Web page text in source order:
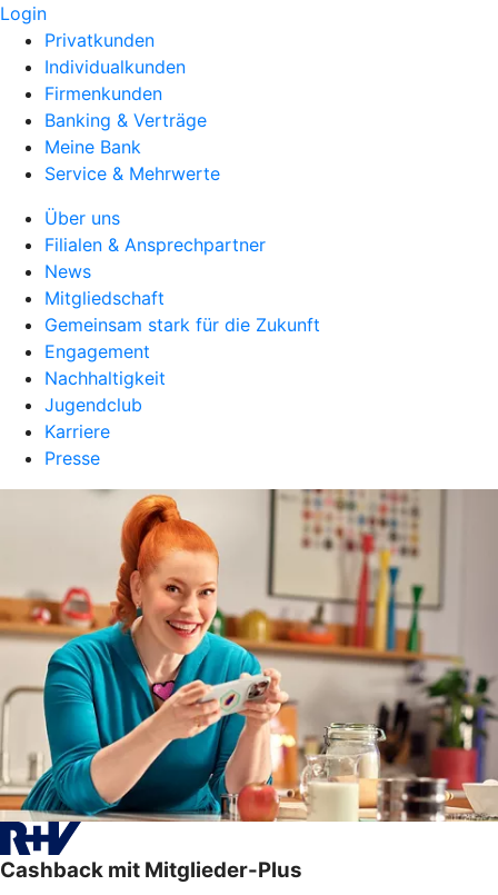
Login
Privatkunden
Individualkunden
Firmenkunden
Banking & Verträge
Meine Bank
Service & Mehrwerte
Über uns
Filialen & Ansprechpartner
News
Mitgliedschaft
Gemeinsam stark für die Zukunft
Engagement
Nachhaltigkeit
Jugendclub
Karriere
Presse
Cashback mit Mitglieder-Plus